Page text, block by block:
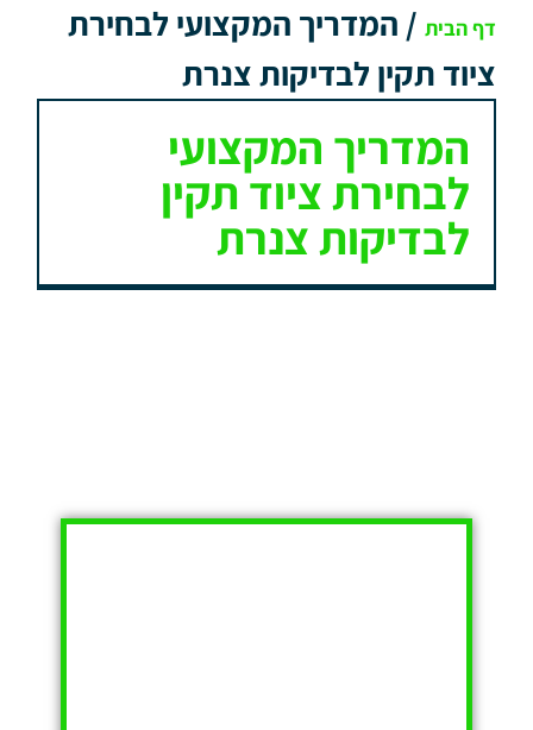
דף הבית / המדריך המקצועי לבחירת
ציוד תקין לבדיקות צנרת
המדריך המקצועי
לבחירת ציוד תקין
לבדיקות צנרת